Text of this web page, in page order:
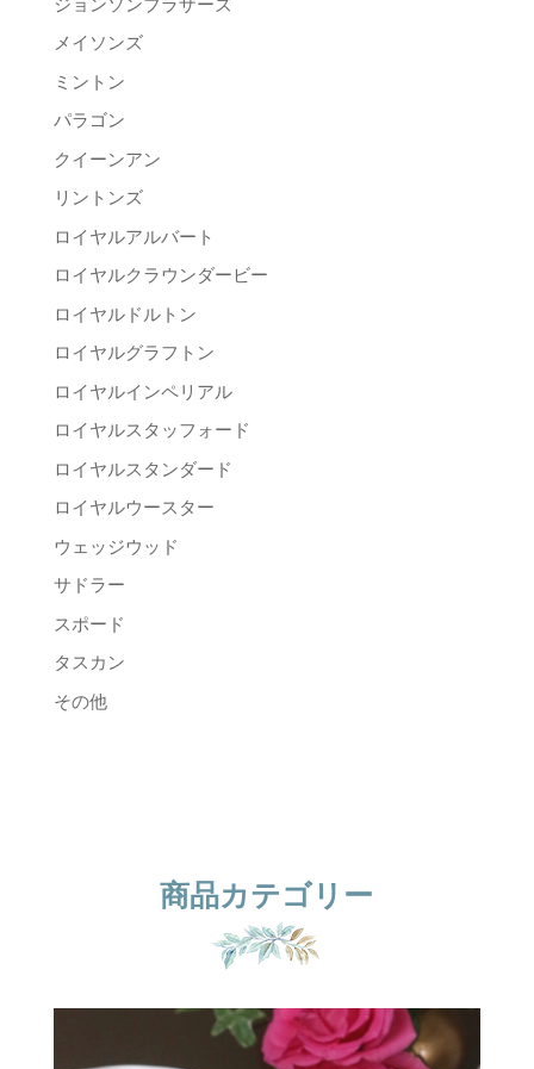
ジョンソンブラザーズ
メイソンズ
ミントン
パラゴン
クイーンアン
リントンズ
ロイヤルアルバート
ロイヤルクラウンダービー
ロイヤルドルトン
ロイヤルグラフトン
ロイヤルインペリアル
ロイヤルスタッフォード
ロイヤルスタンダード
ロイヤルウースター
ウェッジウッド
サドラー
スポード
タスカン
その他
商品カテゴリー